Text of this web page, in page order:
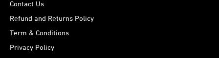
Contact Us
Refund and Returns Policy
Term & Conditions
Privacy Policy